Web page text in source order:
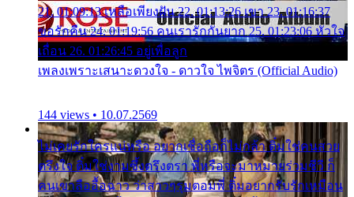
21. 01:09:13 เหลือเพียงฝัน 22. 01:13:26 เขา 23. 01:16:37
ขอรักคืน 24. 01:19:56 คนเรารักกันยาก 25. 01:23:06 หัวใจ
เถื่อน 26. 01:26:45 อยู่เพื่อลูก
เพลงเพราะเสนาะดวงใจ - ดาวใจ ไพจิตร (Official Audio)
144 views • 10.07.2569
ไม่เคยรักใครแน่หรือ อยากเชื่อถือก็ไม่กล้า ติ๋มใช่คนสวย
ตรึงใจ ติ๋มใช่งามซึ้งตรึงตรา พี่หรือจะมาหมายร่วมชีวี ก็
คนเขาลืออื้อฉาว ว่าสาวๆรุมตอมพี่ ติ๋มอยากรับรักเหมือน